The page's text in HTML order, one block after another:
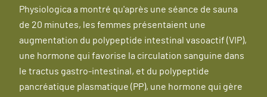
Physiologica a montré qu'après une séance de sauna
de 20 minutes, les femmes présentaient une
augmentation du polypeptide intestinal vasoactif (VIP),
une hormone qui favorise la circulation sanguine dans
le tractus gastro-intestinal, et du polypeptide
pancréatique plasmatique (PP), une hormone qui gère